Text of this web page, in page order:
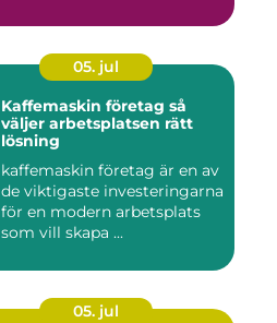
05. jul
Kaffemaskin företag så
väljer arbetsplatsen rätt
lösning
kaffemaskin företag är en av
de viktigaste investeringarna
för en modern arbetsplats
som vill skapa ...
05. jul